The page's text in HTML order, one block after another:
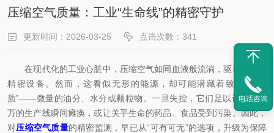
压缩空气质量：工业“生命线”的精密守护
更新时间：2026-03-25 点击次数：341
在现代化的工业心脏中，压缩空气如同血液般流淌，驱动着无数
精密设备。然而，这看似无形的能源，却可能潜藏着致命的“杂
质”——微量的油分、水分或颗粒物。一旦失控，它们足以让价值千
万的生产线瞬间瘫痪，或让关乎生命的药品、食品受到污染。因此，
对压缩空气质量的精密监测，早已从“可有可无”的选项，升级为保障
电话咨询